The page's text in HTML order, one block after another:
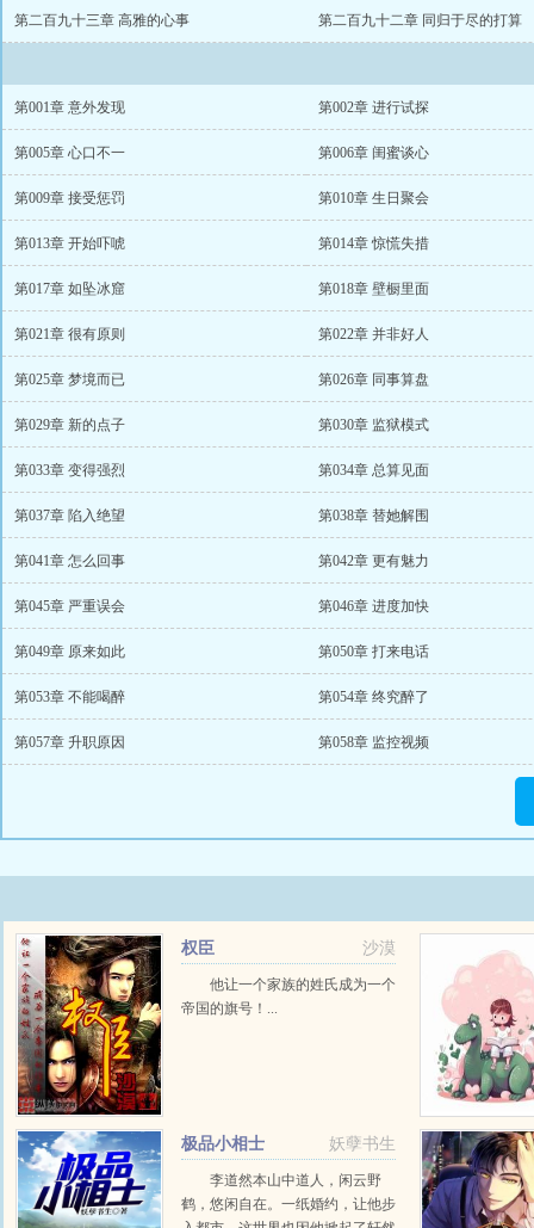
第二百九十三章 高雅的心事 第二百九十二章 同归于尽的打算
第001章 意外发现 第002章 进行试探
第005章 心口不一 第006章 闺蜜谈心
第009章 接受惩罚 第010章 生日聚会
第013章 开始吓唬 第014章 惊慌失措
第017章 如坠冰窟 第018章 壁橱里面
第021章 很有原则 第022章 并非好人
第025章 梦境而已 第026章 同事算盘
第029章 新的点子 第030章 监狱模式
第033章 变得强烈 第034章 总算见面
第037章 陷入绝望 第038章 替她解围
第041章 怎么回事 第042章 更有魅力
第045章 严重误会 第046章 进度加快
第049章 原来如此 第050章 打来电话
第053章 不能喝醉 第054章 终究醉了
第057章 升职原因 第058章 监控视频
沙漠
权臣
他让一个家族的姓氏成为一个
帝国的旗号！...
妖孽书生
极品小相士
李道然本山中道人，闲云野
鹤，悠闲自在。一纸婚约，让他步